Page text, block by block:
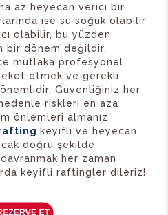
az heyecan verici bir
ise su soğuk olabilir
olabilir, bu yüzden
bir dönem değildir.
mutlaka profesyonel
etmek ve gerekli
Güvenliğiniz her
riskleri en aza
önlemleri almanız
keyifli ve heyecan
doğru şekilde
her zaman
keyifli raftingler dileriz!